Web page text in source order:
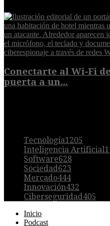
Conectarte al Wi-Fi
puerta a un...
Tecnología1205
Inteligencia Artificial
Software628
Sociedad623
Mercado444
Innovación432
Ciberseguridad405
Inicio
Podcast